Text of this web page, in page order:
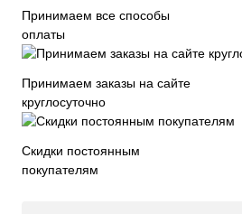
Принимаем все способы
оплаты
Принимаем заказы на сайте
круглосуточно
Скидки постоянным
покупателям